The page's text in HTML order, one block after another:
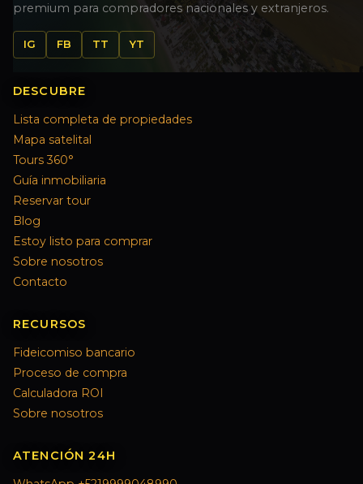
premium para compradores nacionales y extranjeros.
IG FB TT YT
DESCUBRE
Lista completa de propiedades
Mapa satelital
Tours 360°
Guía inmobiliaria
Reservar tour
Blog
Estoy listo para comprar
Sobre nosotros
Contacto
RECURSOS
Fideicomiso bancario
Proceso de compra
Calculadora ROI
Sobre nosotros
ATENCIÓN 24H